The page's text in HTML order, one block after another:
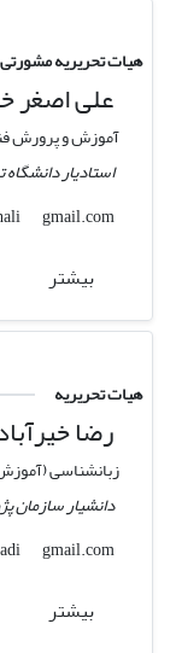
هیات تحریریه مشورتی
علی اصغر
آموزش و پرورش
استادیار
khallaghali
gmail.com
بیشتر
هیات تحریریه
رضا
زبانشناسی
دانشیار سازمان
rkheirabadi
gmail.com
بیشتر